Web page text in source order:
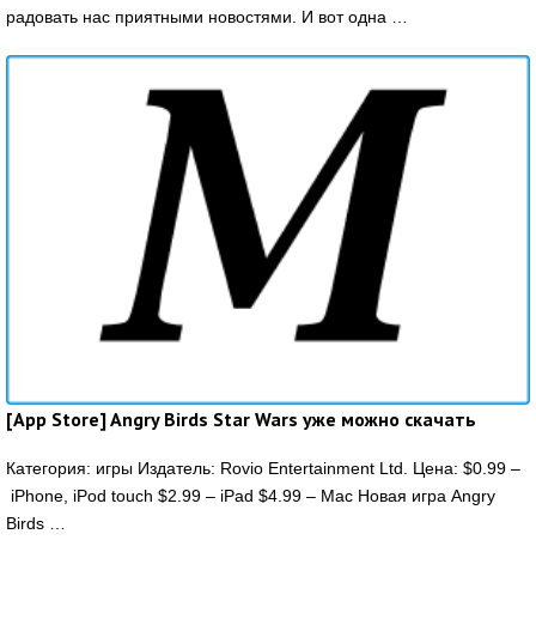
радовать нас приятными новостями. И вот одна …
[App Store] Angry Birds Star Wars уже можно скачать
Категория: игры Издатель: Rovio Entertainment Ltd. Цена: $0.99 –
iPhone, iPod touch $2.99 – iPad $4.99 – Mac Новая игра Angry
Birds …